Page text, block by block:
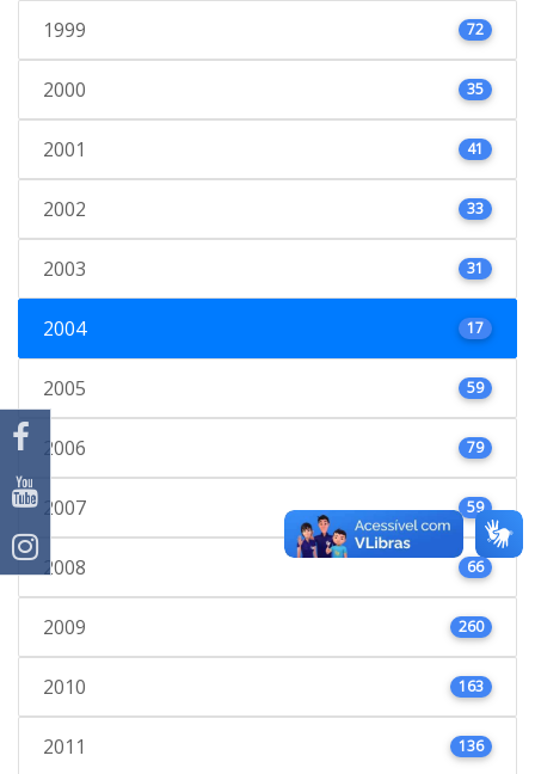
1999 72
2000 35
2001 41
2002 33
2003 31
2004 17
2005 59
2006 79
2007 59
2008 66
2009 260
2010 163
2011 136